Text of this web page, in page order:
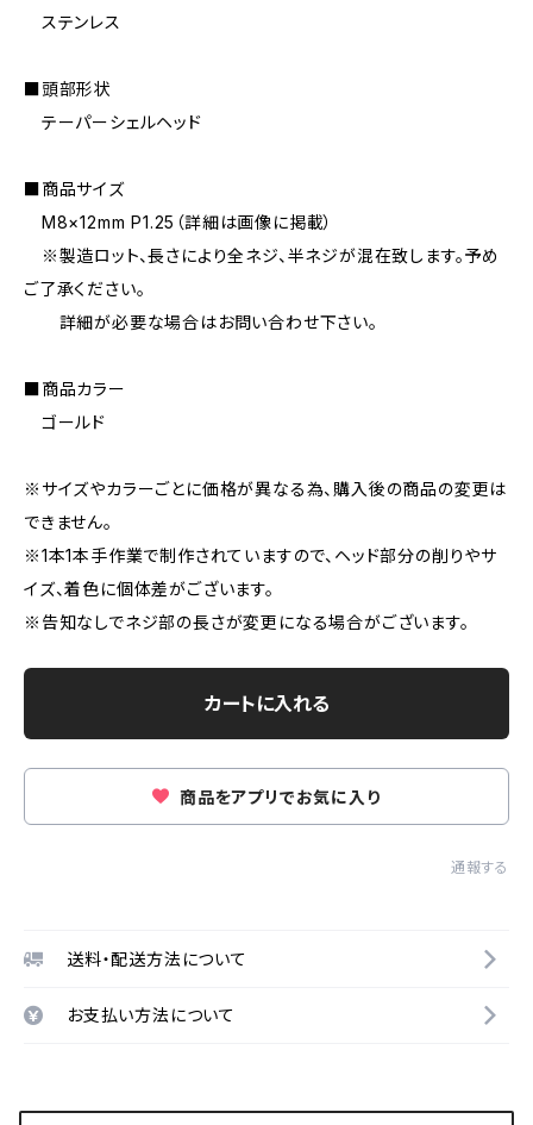
ステンレス
■頭部形状
テーパーシェルヘッド
■商品サイズ
M8×12mm P1.25（詳細は画像に掲載）
※製造ロット、長さにより全ネジ、半ネジが混在致します。予め
ご了承ください。
詳細が必要な場合はお問い合わせ下さい。
■商品カラー
ゴールド
※サイズやカラーごとに価格が異なる為、購入後の商品の変更は
できません。
※1本1本手作業で制作されていますので、ヘッド部分の削りやサ
イズ、着色に個体差がございます。
※告知なしでネジ部の長さが変更になる場合がございます。
カートに入れる
商品をアプリでお気に入り
通報する
送料・配送方法について
お支払い方法について